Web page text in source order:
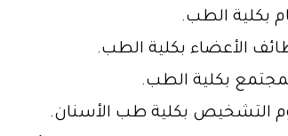
بكلية الطب.
الأعضاء بكلية الطب.
بكلية الطب.
التشخيص بكلية طب الأسنان.